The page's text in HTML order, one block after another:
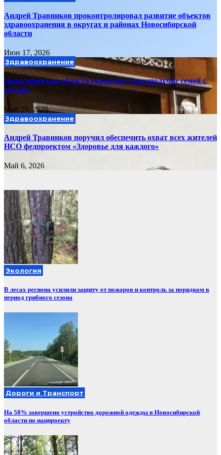
Андрей Травников проконтролировал развитие объектов
здравоохранения в округах и районах Новосибирской
области
Июн 17, 2026
Здравоохранение
Новосибирская область укрепляет благополучие семей с
детьми
Май 29, 2026
Здравоохранение
Андрей Травников поручил обеспечить охват всех жителей
НСО федпроектом «Здоровье для каждого»
Май 6, 2026
Экология
В лесах региона усилили защиту от пожаров и контроль за порядком в
период грибного сезона
Дороги и Транспорт
На 58% завершено устройство дорожной одежды в Новосибирской
области по нацпроекту